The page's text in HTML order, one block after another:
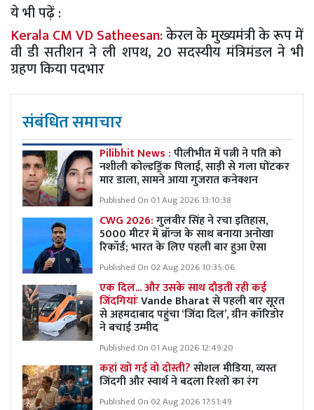
ये भी पढ़ें :
Kerala CM VD Satheesan:केरल के मुख्यमंत्री के रूप में
वी डी सतीशन ने ली शपथ, 20 सदस्यीय मंत्रिमंडल ने भी
ग्रहण किया पदभार
संबंधित समाचार
Pilibhit News :पीलीभीत में पत्नी ने पति को
नशीली कोल्डड्रिंक पिलाई, साड़ी से गला घोंटकर
मार डाला, सामने आया गुजरात कनेक्शन
Published On 01 Aug 2026 13:10:38
CWG 2026:गुलवीर सिंह ने रचा इतिहास,
5000 मीटर में ब्रॉन्ज के साथ बनाया अनोखा
रिकॉर्ड; भारत के लिए पहली बार हुआ ऐसा
Published On 02 Aug 2026 10:35:06
एक दिल... और उसके साथ दौड़ती रही कई
जिंदगियांःVande Bharat से पहली बार सूरत
से अहमदाबाद पहुंचा ‘जिंदा दिल’, ग्रीन कॉरिडोर
ने बचाई उम्मीद
Published On 01 Aug 2026 12:49:20
कहां खो गई वो दोस्ती?सोशल मीडिया, व्यस्त
जिंदगी और स्वार्थ ने बदला रिश्तों का रंग
Published On 02 Aug 2026 17:51:49